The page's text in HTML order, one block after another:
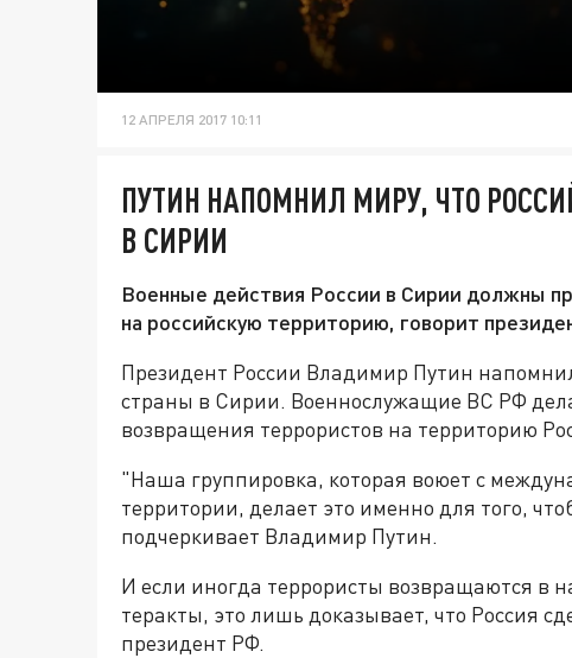
12 АПРЕЛЯ 2017 10:11
ПУТИН НАПОМНИЛ МИРУ, ЧТО
В СИРИИ
Военные действия России в Сирии должны
на российскую территорию, говорит
Президент России Владимир Путин
страны в Сирии. Военнослужащие ВС РФ
возвращения террористов на территорию
"Наша группировка, которая воюет с
территории, делает это именно для того,
подчеркивает Владимир Путин.
И если иногда террористы возвращаются в
теракты, это лишь доказывает, что Россия
президент РФ.